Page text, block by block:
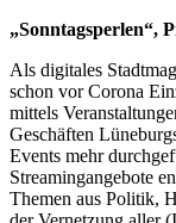
„Sonntagsperlen“,
Als digitales
schon vor Corona
mittels
Geschäften
Events mehr
Streamingangebote
Themen aus Politik,